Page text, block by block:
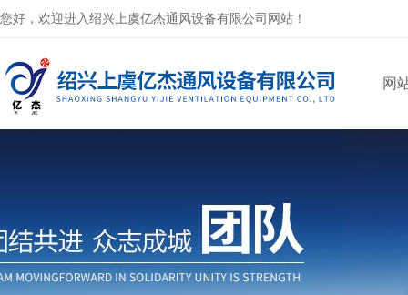
您好，欢迎进入绍兴上虞亿杰通风设备有限公司网站！
网